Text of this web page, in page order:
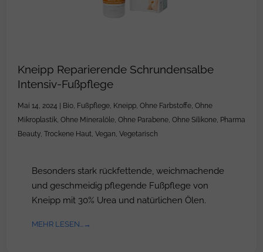
Kneipp Reparierende Schrundensalbe
Intensiv-Fußpflege
Mai 14, 2024 | Bio, Fußpflege, Kneipp, Ohne Farbstoffe, Ohne
Mikroplastik, Ohne Mineralöle, Ohne Parabene, Ohne Silikone, Pharma
Beauty, Trockene Haut, Vegan, Vegetarisch
Besonders stark rückfettende, weichmachende
und geschmeidig pflegende Fußpflege von
Kneipp mit 30% Urea und natürlichen Ölen.
MEHR LESEN...